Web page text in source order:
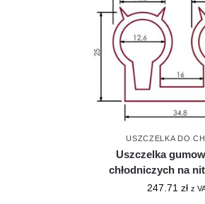
USZCZELKA DO
Uszczelka
chłodniczych na
247.71zł z